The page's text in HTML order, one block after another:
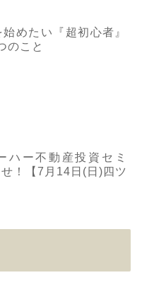
めたい『超初心者』
のこと
ハー不動産投資セミ
！【7月14日(日)四ツ